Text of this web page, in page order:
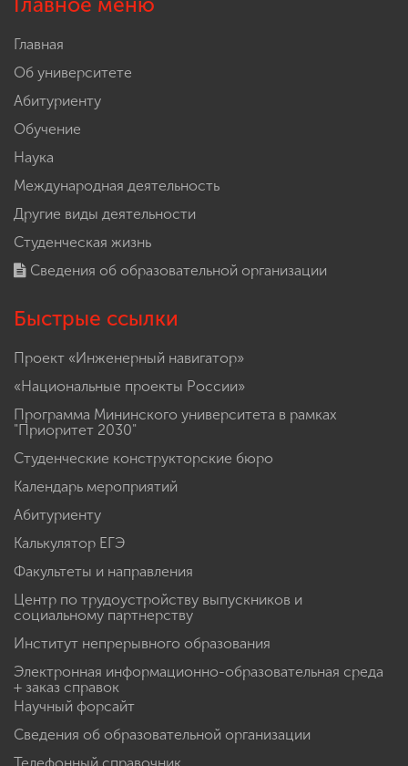
Главное меню
Главная
Об университете
Абитуриенту
Обучение
Наука
Международная деятельность
Другие виды деятельности
Студенческая жизнь
Сведения об образовательной организации
Быстрые ссылки
Проект «Инженерный навигатор»
«Национальные проекты России»
Программа Мининского университета в рамках
"Приоритет 2030"
Студенческие конструкторские бюро
Календарь мероприятий
Абитуриенту
Калькулятор ЕГЭ
Факультеты и направления
Центр по трудоустройству выпускников и
социальному партнерству
Институт непрерывного образования
Электронная информационно-образовательная среда
+ заказ справок
Научный форсайт
Сведения об образовательной организации